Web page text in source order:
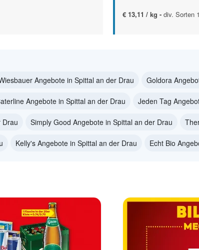
€ 13,11 / kg - div. Sorten
Angebote in Spittal an der Drau Goldora
Angebote in Spittal an der Drau Jeden Tag
Drau Simply Good Angebote in Spittal an der Drau
Kelly's Angebote in Spittal an der Drau Echt Bio